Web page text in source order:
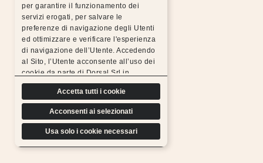
per garantire il funzionamento dei
servizi erogati, per salvare le
preferenze di navigazione degli Utenti
ed ottimizzare e verificare l'esperienza
di navigazione dell’Utente. Accedendo
al Sito, l’Utente acconsente all’uso dei
cookie da parte di Dorsal Srl in
conformità a quanto previsto di seguito.
Accetta tutti i cookie
Acconsenti ai selezionati
Usa solo i cookie necessari
Notti serene con la garanzia Dorsal
Tutti i prodotti Dorsal sono realizzati con materiali
scelti, resistenti, duraturi e sottoposti a rigorosi
test di controllo, per questo possiamo
offrire l’estensione gratuita della garanzia.
Scopri di più